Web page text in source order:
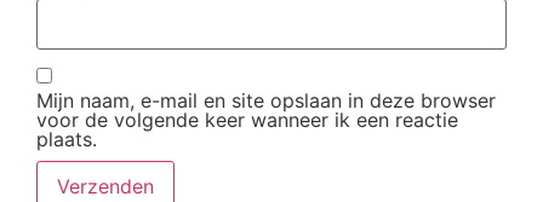
Mijn naam, e-mail en site opslaan in deze browser
voor de volgende keer wanneer ik een reactie
plaats.